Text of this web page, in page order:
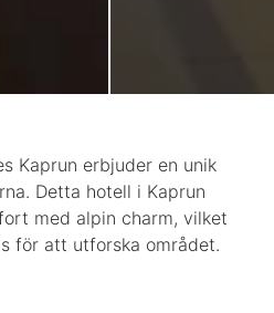
Kaprun erbjuder en unik
Detta hotell i Kaprun
med alpin charm, vilket
för att utforska området.